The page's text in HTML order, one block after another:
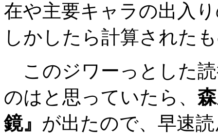
在や主要キャラの出入
しかしたら計算された
このジワーっとした
のはと思っていたら、
鏡』 が出たので、早速